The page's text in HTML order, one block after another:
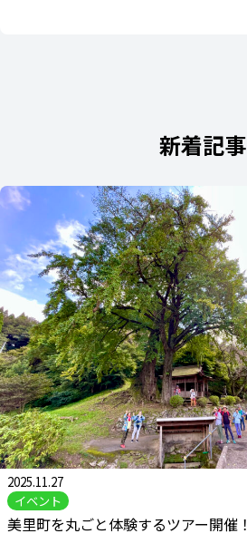
新着記事
2025.11.27
イベント
美里町を丸ごと体験するツアー開催！